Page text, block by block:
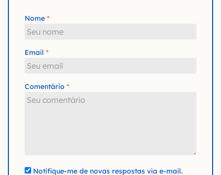
Nome
Email
Comentário
Notifique-me de novas respostas via e-mail.